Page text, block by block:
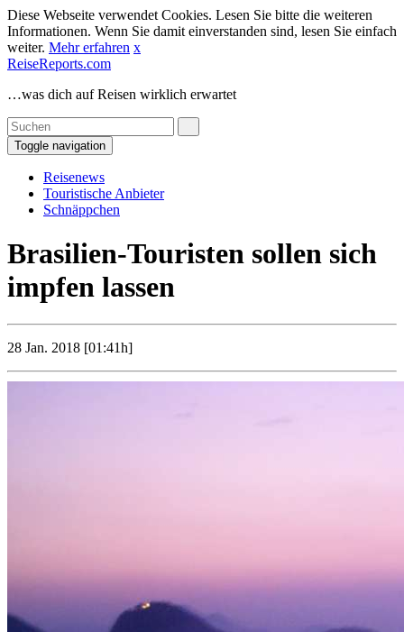
Diese Webseite verwendet Cookies. Lesen Sie bitte die weiteren
Informationen. Wenn Sie damit einverstanden sind, lesen Sie einfach
weiter. Mehr erfahren x
ReiseReports.com
…was dich auf Reisen wirklich erwartet
Toggle navigation
Reisenews
Touristische Anbieter
Schnäppchen
Brasilien-Touristen sollen sich
impfen lassen
28 Jan. 2018 [01:41h]